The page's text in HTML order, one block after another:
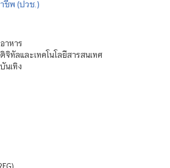
ชีพ (ปวช.)
าหาร
ทัลและเทคโนโลยีสารสนเทศ
นเทิง